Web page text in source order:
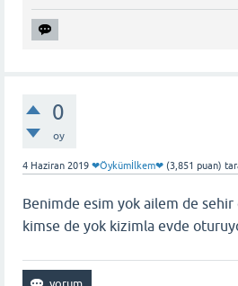
0
oy
4 Haziran 2019 ❤Öykümİlkem❤ (3,851 puan)
Benimde esim yok ailem de sehir
kimse de yok kizimla evde